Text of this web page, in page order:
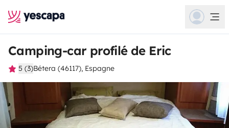
Camping-car profilé de Eric
5 (3)Bétera (46117), Espagne